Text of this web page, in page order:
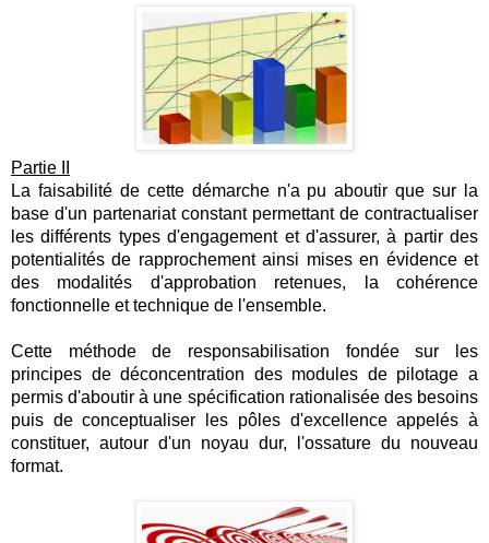
Partie II
La faisabilité de cette démarche n'a pu aboutir que sur la
base d'un partenariat constant permettant de contractualiser
les différents types d'engagement et d'assurer, à partir des
potentialités de rapprochement ainsi mises en évidence et
des modalités d'approbation retenues, la cohérence
fonctionnelle et technique de l'ensemble.
Cette méthode de responsabilisation fondée sur les
principes de déconcentration des modules de pilotage a
permis d'aboutir à une spécification rationalisée des besoins
puis de conceptualiser les pôles d'excellence appelés à
constituer, autour d'un noyau dur, l'ossature du nouveau
format.